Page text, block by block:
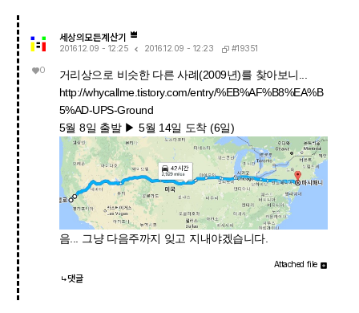
0
세상의모든계산기
2016.12.09 - 12:25 2016.12.09 - 12:23 #19351
거리상으로 비슷한 다른 사례(2009년)를 찾아보니...
http://whycallme.tistory.com/entry/%EB%AF%B8%EA%B
5%AD-UPS-Ground
5월 8일 출발 ▶ 5월 14일 도착 (6일)
음... 그냥 다음주까지 잊고 지내야겠습니다.
Attached file
댓글